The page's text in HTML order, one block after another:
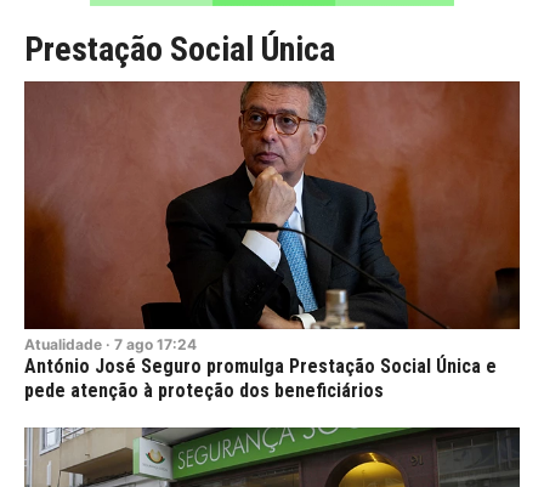
Prestação Social Única
Atualidade · 7 ago 17:24
António José Seguro promulga Prestação Social Única e
pede atenção à proteção dos beneficiários